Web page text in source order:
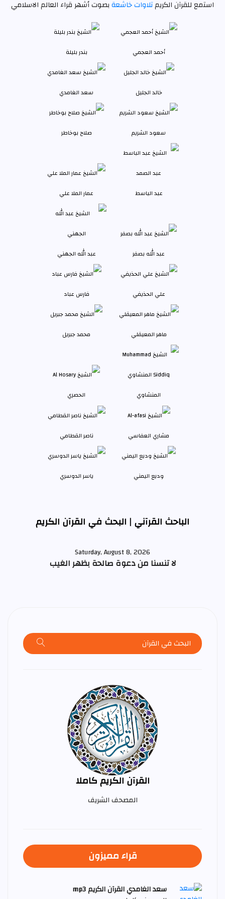
استمع للقرآن الكريمتلاوات خاشعةبصوت أشهر قراء العالم الاسلامي
أحمد العجمي بندر بليلة
خالد الجليل سعد الغامدي
سعود الشريم صلاح بوخاطر
عبد الباسط عمار الملا علي
عبد الله بصفر عبد الله الجهني
علي الحذيفي فارس عباد
ماهر المعيقلي محمد جبريل
المنشاوي الحصري
مشاري العفاسي ناصر القطامي
وديع اليمني ياسر الدوسري
الباحث القرآني | البحث في القرآن الكريم
Saturday, August 8, 2026
لا تنسنا من دعوة صالحة بظهر الغيب
القرآن الكريم كاملا
المصحف الشريف
قراء مميزون
سعد الغامدي القرآن الكريم mp3